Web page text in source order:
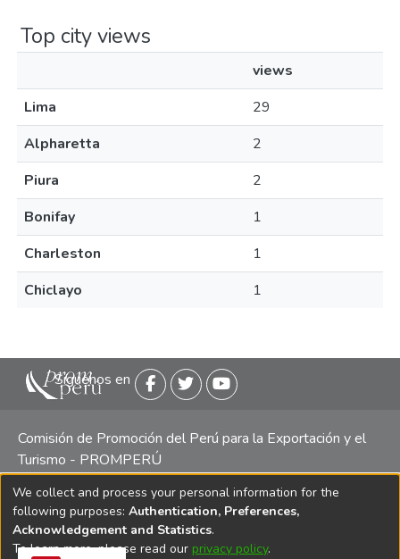
Top city views
views
Lima
29
Alpharetta
2
Piura
2
Bonifay
1
Charleston
1
Chiclayo
1
Siguenos en
Comisión de Promoción del Perú para la Exportación y el
Turismo - PROMPERÚ
Central telefónica: (511) 616 7300 / 616 7400 Calle Uno
Oeste 50, Edificio Mincetur, Pisos 13 y 14, San Isidro -
Lima
We collect and process your personal information for the
following purposes: Authentication, Preferences,
Acknowledgement and Statistics.
To learn more, please read our privacy policy.